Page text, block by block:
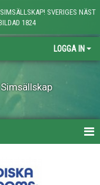
SVERIGES NÄST
1824
LOGGA IN